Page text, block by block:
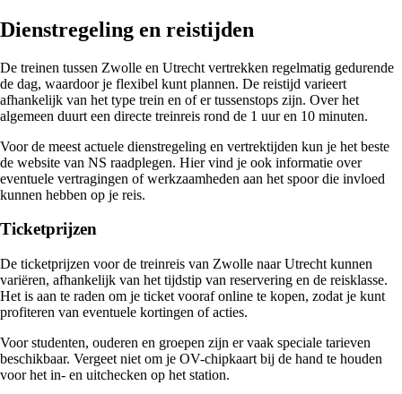
Dienstregeling en reistijden
De treinen tussen Zwolle en Utrecht vertrekken regelmatig gedurende
de dag, waardoor je flexibel kunt plannen. De reistijd varieert
afhankelijk van het type trein en of er tussenstops zijn. Over het
algemeen duurt een directe treinreis rond de 1 uur en 10 minuten.
Voor de meest actuele dienstregeling en vertrektijden kun je het beste
de website van NS raadplegen. Hier vind je ook informatie over
eventuele vertragingen of werkzaamheden aan het spoor die invloed
kunnen hebben op je reis.
Ticketprijzen
De ticketprijzen voor de treinreis van Zwolle naar Utrecht kunnen
variëren, afhankelijk van het tijdstip van reservering en de reisklasse.
Het is aan te raden om je ticket vooraf online te kopen, zodat je kunt
profiteren van eventuele kortingen of acties.
Voor studenten, ouderen en groepen zijn er vaak speciale tarieven
beschikbaar. Vergeet niet om je OV-chipkaart bij de hand te houden
voor het in- en uitchecken op het station.